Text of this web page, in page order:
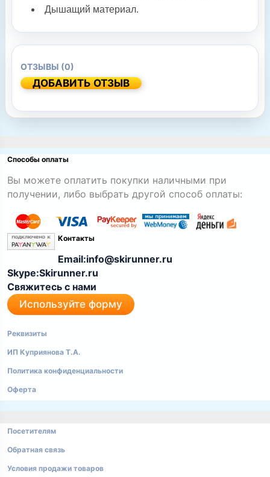
Дышащий материал.
ОТЗЫВЫ (0)
ДОБАВИТЬ ОТЗЫВ
Способы оплаты
Вы можете оплатить покупки наличными при
получении, либо выбрать другой способ оплаты:
Контакты
Email:info@skirunner.ru
Skype:Skirunner.ru
Свяжитесь с нами
Используйте форму
Реквизиты
ИП Куприянова Т.А.
Политика конфиденциальности
Оферта
Посетителям
Обратная связь
Условия продажи товаров